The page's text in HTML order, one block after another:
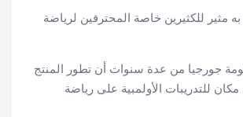
مثير للكثيرين خاصة المحترفين لرياضة
جورجيا من عدة سنوات أن تطور المنتج
للتدريبات الأولمبية على رياضة